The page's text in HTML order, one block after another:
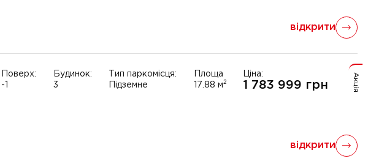
відкрити
Акція
Поверх:
-1
Будинок:
3
Тип паркомісця:
Підземне
Площа
17.88 м 2
Ціна:
1 783 999 грн
відкрити